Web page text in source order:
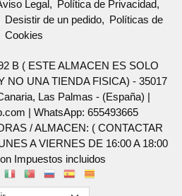
Legal
Política de Privacidad
Desistir de un pedido
Políticas de
Cookies
B ( ESTE ALMACEN ES SOLO
NO UNA TIENDA FISICA) - 35017
Las Palmas - (España) |
| WhatsApp: 655493665
/ ALMACEN: ( CONTACTAR
A VIERNES DE 16:00 A 18:00
Impuestos incluidos